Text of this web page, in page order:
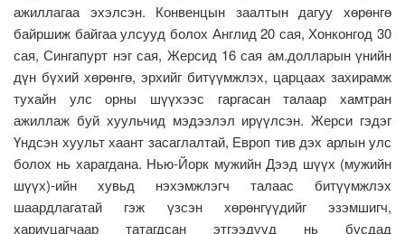
ажиллагаа эхэлсэн. Конвенцын заалтын дагуу хөрөнгө
байршиж байгаа улсууд болох Англид 20 сая, Хонконгод 30
сая, Сингапурт нэг сая, Жерсид 16 сая ам.долларын үнийн
дүн бүхий хөрөнгө, эрхийг битүүмжлэх, царцаах захирамж
тухайн улс орны шүүхээс гаргасан талаар хамтран
ажиллаж буй хуульчид мэдээлэл ирүүлсэн. Жерси гэдэг
Үндсэн хуульт хаант засаглалтай, Европ тив дэх арлын улс
болох нь харагдана. Нью-Йорк мужийн Дээд шүүх (мужийн
шүүх)-ийн хувьд нэхэмжлэгч талаас битүүмжлэх
шаардлагатай гэж үзсэн хөрөнгүүдийг эзэмшигч,
хариуцагчаар татагдсан этгээдүүд нь бусдад